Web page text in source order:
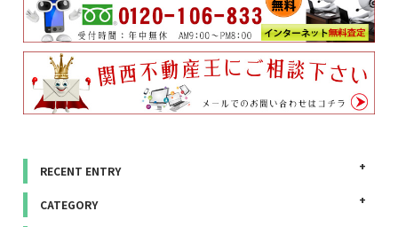
RECENT ENTRY
CATEGORY